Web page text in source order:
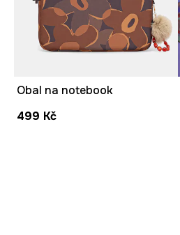
Obal na notebook
499 Kč